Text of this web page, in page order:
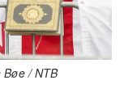
Bøe / NTB